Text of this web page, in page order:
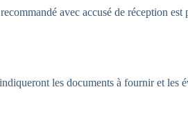
avec accusé de réception
les documents à fournir et les